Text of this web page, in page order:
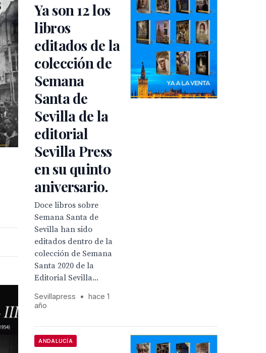
Ya son 12 los
libros
editados de la
colección de
Semana
Santa de
Sevilla de la
editorial
Sevilla Press
en su quinto
aniversario.
Doce libros sobre
Semana Santa de
Sevilla han sido
editados dentro de la
colección de Semana
Santa 2020 de la
Editorial Sevilla...
Sevillapress •
hace 1
año
ANDALUCÍA